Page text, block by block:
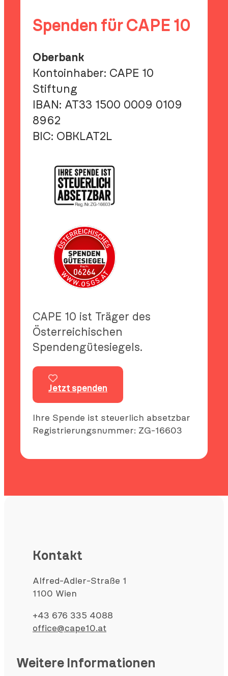
Spenden für CAPE 10
Oberbank
Kontoinhaber: CAPE 10
Stiftung
IBAN: AT33 1500 0009 0109
8962
BIC: OBKLAT2L
CAPE 10 ist Träger des
Österreichischen
Spendengütesiegels.
Jetzt spenden
Ihre Spende ist steuerlich absetzbar
Registrierungsnummer: ZG-16603
Kontakt
Alfred-Adler-Straße 1
1100 Wien
+43 676 335 4088
office@cape10.at
Weitere Informationen